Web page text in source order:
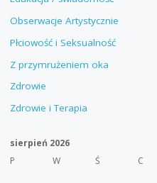
Obserwacje Artystycznie
Płciowość i Seksualność
Z przymrużeniem oka
Zdrowie
Zdrowie i Terapia
sierpień 2026
P
W Ś C